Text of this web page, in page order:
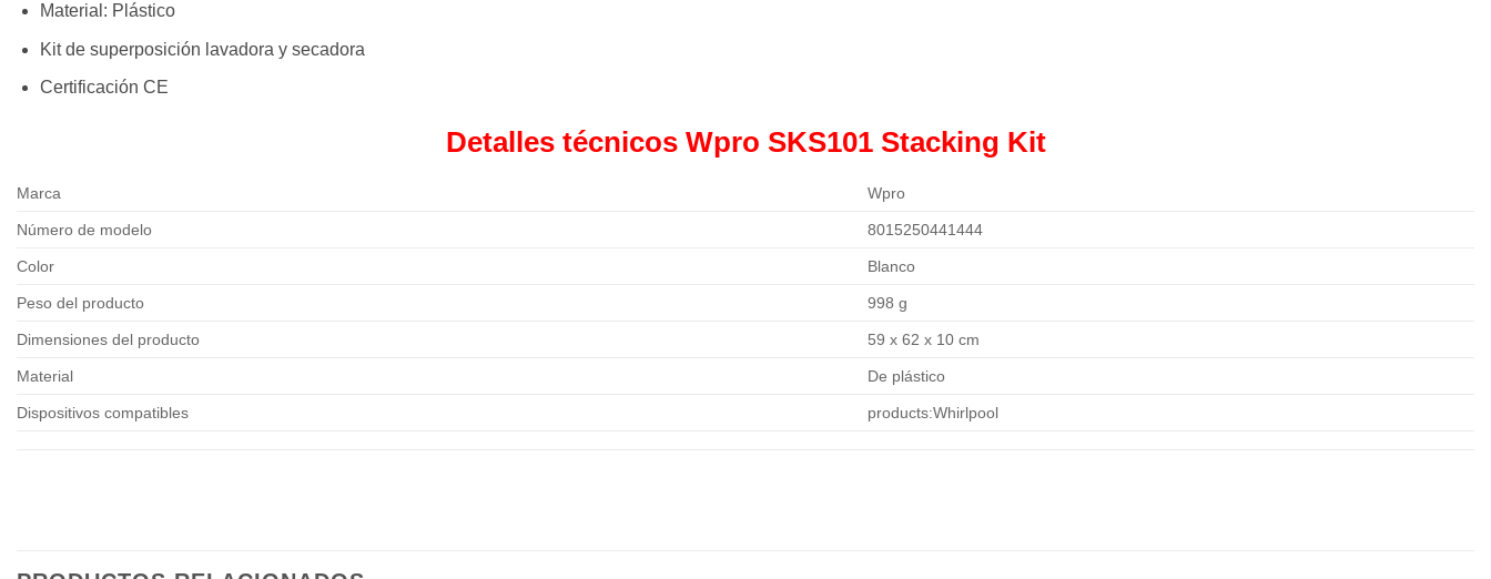
Material: Plástico
Kit de superposición lavadora y secadora
Certificación CE
Detalles técnicos Wpro SKS101 Stacking Kit
Marca Wpro
Número de modelo 8015250441444
Color Blanco
Peso del producto 998 g
Dimensiones del producto 59 x 62 x 10 cm
Material De plástico
Dispositivos compatibles products:Whirlpool